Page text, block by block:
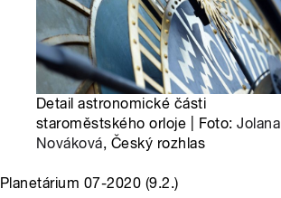
Detail astronomické části
staroměstského orloje | Foto:Jolana
Nováková, Český rozhlas
Planetárium 07-2020 (9.2.)